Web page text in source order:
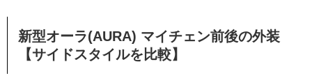
新型オーラ(AURA) マイチェン前後の外装
【サイドスタイルを比較】